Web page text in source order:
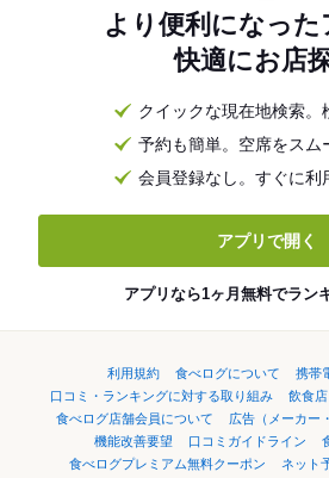
より便利になっ
快適にお店
クイックな現在地検索。
予約も簡単。空席をスム
会員登録なし。すぐに利
アプリで開く
アプリなら1ヶ月無料でラン
利用規約 食べログについて
携帯
口コミ・ランキングに対する取り組み
飲食
食べログ店舗会員について
広告（メーカー
機能改善要望
口コミガイドライン
食べログプレミアム無料クーポン
ネット